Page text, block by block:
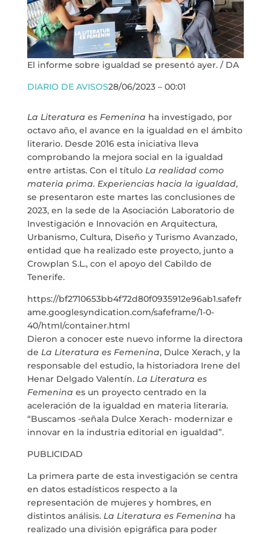
El informe sobre igualdad se presentó ayer. / DA
DIARIO DE AVISOS28/06/2023 – 00:01
La Literatura es Femenina ha investigado, por
octavo año, el avance en la igualdad en el ámbito
literario. Desde 2016 esta iniciativa lleva
comprobando la mejora social en la igualdad
entre artistas. Con el título La realidad como
materia prima. Experiencias hacia la igualdad,
se presentaron este martes las conclusiones de
2023, en la sede de la Asociación Laboratorio de
Investigación e Innovación en Arquitectura,
Urbanismo, Cultura, Diseño y Turismo Avanzado,
entidad que ha realizado este proyecto, junto a
Crowplan S.L., con el apoyo del Cabildo de
Tenerife.
https://bf2710653bb4f72d80f0935912e96ab1.safefr
ame.googlesyndication.com/safeframe/1-0-
40/html/container.html
Dieron a conocer este nuevo informe la directora
de La Literatura es Femenina, Dulce Xerach, y la
responsable del estudio, la historiadora Irene del
Henar Delgado Valentín.La Literatura es
Femenina es un proyecto centrado en la
aceleración de la igualdad en materia literaria.
“Buscamos -señala Dulce Xerach- modernizar e
innovar en la industria editorial en igualdad”.
PUBLICIDAD
La primera parte de esta investigación se centra
en datos estadísticos respecto a la
representación de mujeres y hombres, en
distintos análisis. La Literatura es Femenina ha
realizado una división epigráfica para poder